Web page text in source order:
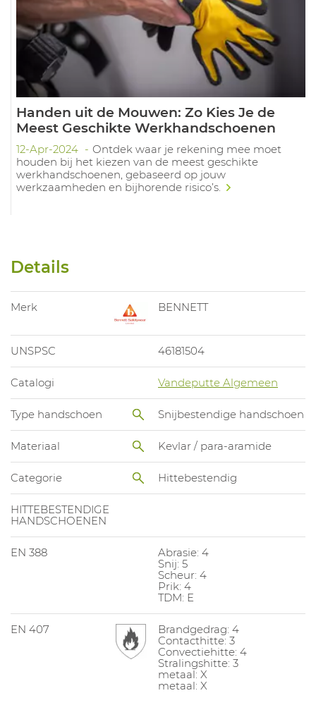
Handen uit de Mouwen: Zo Kies Je de
Meest Geschikte Werkhandschoenen
12-Apr-2024
Ontdek waar je rekening mee moet
houden bij het kiezen van de meest geschikte
werkhandschoenen, gebaseerd op jouw
werkzaamheden en bijhorende risico’s.
Details
Merk BENNETT
UNSPSC 46181504
Catalogi Vandeputte Algemeen
Type handschoen Snijbestendige handschoen
Materiaal Kevlar / para-aramide
Categorie Hittebestendig
HITTEBESTENDIGE
HANDSCHOENEN
EN 388
Abrasie: 4
Snij: 5
Scheur: 4
Prik: 4
TDM: E
EN 407
Brandgedrag: 4
Contacthitte: 3
Convectiehitte: 4
Stralingshitte: 3
metaal: X
metaal: X